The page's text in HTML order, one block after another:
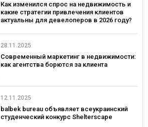
Как изменился спрос на недвижимость и
какие стратегии привлечения клиентов
актуальны для девелоперов в 2026 году?
28.11.2025
Современный маркетинг в недвижимости:
как агентства борются за клиента
12.11.2025
balbek bureau объявляет всеукраинский
студенческий конкурс Shelterscape